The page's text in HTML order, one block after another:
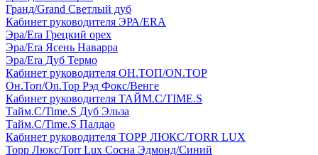
Гранд/Grand Светлый дуб
Кабинет руководителя ЭРА/ERA
Эра/Era Грецкий орех
Эра/Era Ясень Наварра
Эра/Era Дуб Термо
Кабинет руководителя ОН.ТОП/ON.TOP
Он.Топ/On.Top Рэд Фокс/Венге
Кабинет руководителя ТАЙМ.С/TIME.S
Тайм.С/Time.S Дуб Эльза
Тайм.С/Time.S Палдао
Кабинет руководителя ТОРР ЛЮКС/TORR LUX
Торр Люкс/Torr Lux Сосна Эдмонд/Синий